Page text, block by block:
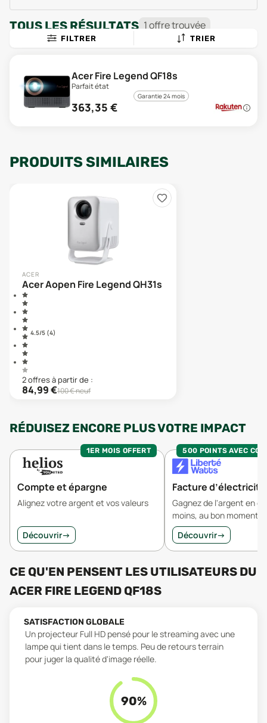
TOUS LES RÉSULTATS 1offretrouvée
FILTRER TRIER
Acer Fire Legend QF18s
Parfait état
Garantie 24 mois
363,35 €
PRODUITS SIMILAIRES
ACER
Acer Aopen Fire Legend QH31s
4.5/5 (4)
2offresà partir de :
84,99€100€ neuf
RÉDUISEZ ENCORE PLUS VOTRE IMPACT
1ER MOIS OFFERT
Compte et épargne
Alignez votre argent et vos valeurs
Découvrir→
500 POINTS AVEC
Facture d’électricité
Gagnez de l'argent en
moins, au bon moment.
Découvrir→
CE QU'EN PENSENT LES UTILISATEURS DU
ACER FIRE LEGEND QF18S
SATISFACTION GLOBALE
Un projecteur Full HD pensé pour le streaming avec une
lampe qui tient dans le temps. Peu de retours terrain
pour juger la qualité d'image réelle.
90%